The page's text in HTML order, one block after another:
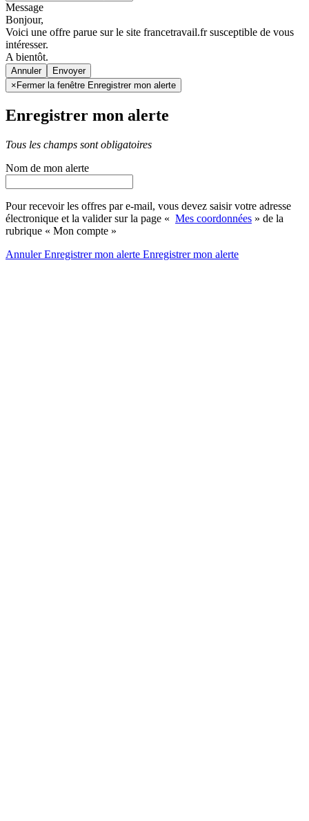
Message
Bonjour,
Voici une offre parue sur le site francetravail.fr susceptible de vous
intéresser.
A bientôt.
Annuler
× Fermer la fenêtre Enregistrer mon alerte
Enregistrer mon alerte
Tous les champs sont obligatoires
Nom de mon alerte
Pour recevoir les offres par e-mail, vous devez saisir votre adresse
électronique et la valider sur la page « Mes coordonnées » de la
rubrique « Mon compte »
AnnulerEnregistrer mon alerte Enregistrermon alerte